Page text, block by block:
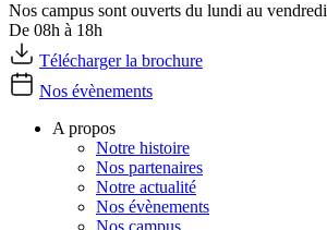
Nos campus sont ouverts du lundi au vendredi
De 08h à 18h
Télécharger la brochure
Nos évènements
A propos
Notre histoire
Nos partenaires
Notre actualité
Nos évènements